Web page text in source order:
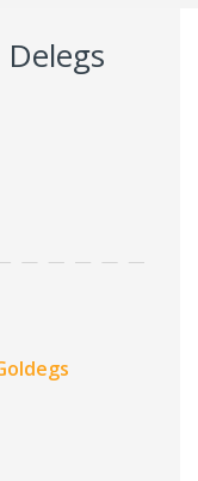
Delegs